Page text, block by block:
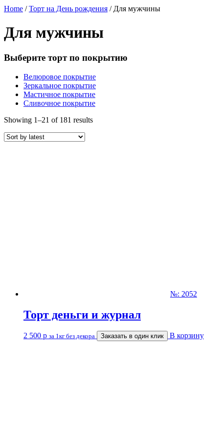
Home /Торт на День рождения / Для мужчины
Для мужчины
Выберите торт по покрытию
Велюровое покрытие
Зеркальное покрытие
Мастичное покрытие
Сливочное покрытие
Showing 1–21 of 181 results
№: 2052
Торт деньги и журнал
2 500 р за 1кг без декора Заказать в один клик В корзину